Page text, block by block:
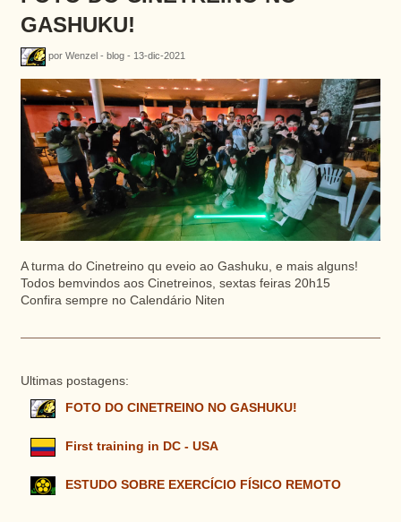
GASHUKU!
por Wenzel - blog - 13-dic-2021
A turma do Cinetreino qu eveio ao Gashuku, e mais alguns!
Todos bemvindos aos Cinetreinos, sextas feiras 20h15
Confira sempre no Calendário Niten
Ultimas postagens:
FOTO DO CINETREINO NO GASHUKU!
First training in DC - USA
ESTUDO SOBRE EXERCÍCIO FÍSICO REMOTO